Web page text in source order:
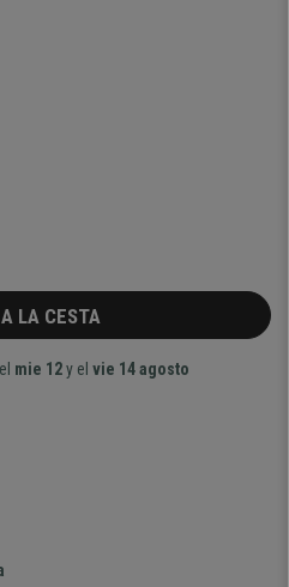
LA CESTA
mie 12y el vie 14 agosto